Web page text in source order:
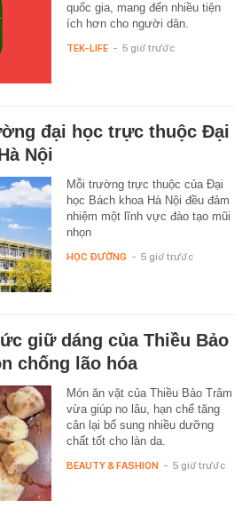
quốc gia, mang đến nhiều tiện
ích hơn cho người dân.
TEK-LIFE - 5 giờ trước
đại học trực thuộc Đại
Nội
Mỗi trường trực thuộc của Đại
học Bách khoa Hà Nội đều đảm
nhiệm một lĩnh vực đào tạo mũi
nhọn
HỌC ĐƯỜNG - 5 giờ trước
giữ dáng của Thiều Bảo
chống lão hóa
Món ăn vặt của Thiều Bảo Trâm
vừa giúp no lâu, hạn chế tăng
cân lại bổ sung nhiều dưỡng
chất tốt cho làn da.
BEAUTY & FASHION - 5 giờ trước